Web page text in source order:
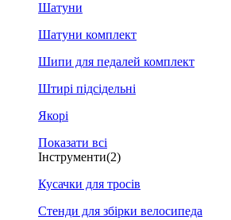
Шатуни
Шатуни комплект
Шипи для педалей комплект
Штирі підсідельні
Якорі
Показати всі
Інструменти(2)
Кусачки для тросів
Стенди для збірки велосипеда